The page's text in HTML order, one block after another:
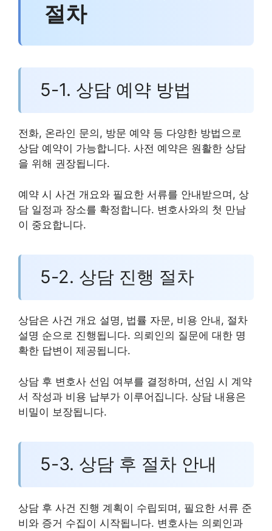
절차
5-1. 상담 예약 방법
전화, 온라인 문의, 방문 예약 등 다양한 방법으로
상담 예약이 가능합니다. 사전 예약은 원활한 상담
을 위해 권장됩니다.
예약 시 사건 개요와 필요한 서류를 안내받으며, 상
담 일정과 장소를 확정합니다. 변호사와의 첫 만남
이 중요합니다.
5-2. 상담 진행 절차
상담은 사건 개요 설명, 법률 자문, 비용 안내, 절차
설명 순으로 진행됩니다. 의뢰인의 질문에 대한 명
확한 답변이 제공됩니다.
상담 후 변호사 선임 여부를 결정하며, 선임 시 계약
서 작성과 비용 납부가 이루어집니다. 상담 내용은
비밀이 보장됩니다.
5-3. 상담 후 절차 안내
상담 후 사건 진행 계획이 수립되며, 필요한 서류 준
비와 증거 수집이 시작됩니다. 변호사는 의뢰인과